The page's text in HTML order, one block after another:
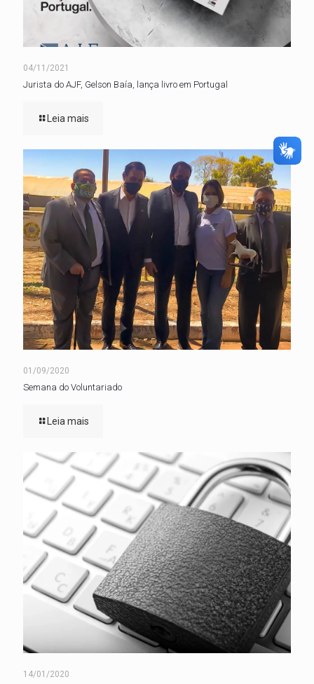
04/11/2021
Jurista do AJF, Gelson Baía, lança livro em Portugal
Leia mais
01/09/2020
Semana do Voluntariado
Leia mais
14/01/2020